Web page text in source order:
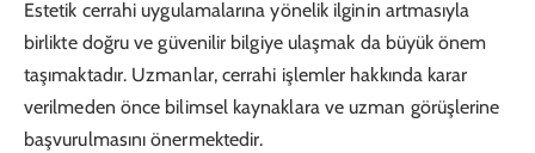
Estetik cerrahi uygulamalarına yönelik ilginin artmasıyla
birlikte doğru ve güvenilir bilgiye ulaşmak da büyük önem
taşımaktadır. Uzmanlar, cerrahi işlemler hakkında karar
verilmeden önce bilimsel kaynaklara ve uzman görüşlerine
başvurulmasını önermektedir.